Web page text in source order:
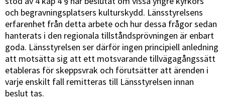
och begravningsplatsers kulturskydd. Länsstyrelsens
erfarenhet från detta arbete och hur dessa frågor sedan
hanterats i den regionala tillståndsprövningen är enbart
goda. Länsstyrelsen ser därför ingen principiell anledning
att motsätta sig att ett motsvarande tillvägagångssätt
etableras för skeppsvrak och förutsätter att ärenden i
varje enskilt fall remitteras till Länsstyrelsen innan
beslut tas.